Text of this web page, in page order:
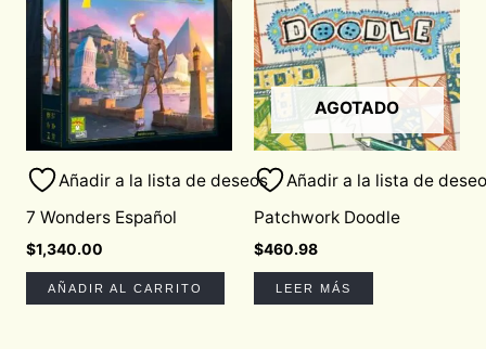
Añadir a la lista de deseos
7 Wonders Español
$1,340.00
AÑADIR AL CARRITO
AGOTADO
Añadir a la lista de
Patchwork Doodle
$460.98
LEER MÁS